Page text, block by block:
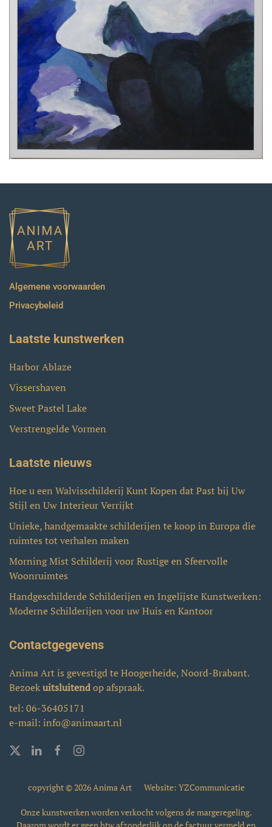
Algemene voorwaarden
Privacybeleid
Laatste kunstwerken
Harbor Ablaze
Vissershaven
Sweet Pastel Lake
Verstrengelde Vormen
Laatste nieuws
Hoe u een Walvisschilderij Kunt Kopen dat Past bij Uw
Stijl en Uw Interieur Verrijkt
Unieke, handgemaakte schilderijen te koop in Europa die
ruimtes tot verhalen maken
Morning Mist Schilderij voor Rustige en Sfeervolle
Woonruimtes
Handgeschilderde Schilderijen en Ingelijste Kunstwerken:
Moderne Schilderijen voor uw Huis en Kantoor
Contactgegevens
Anima Art is gevestigd te Hoogerheide, Noord-Brabant.
Bezoekuitsluitendop afspraak.
tel: 06-36405171
e-mail: info@animaart.nl
copyright © 2026 Anima Art Website: YZCommunicatie
Onze kunstwerken worden verkocht volgens de margeregeling.
Daarom wordt er geen btw afzonderlijk op de factuur vermeld en